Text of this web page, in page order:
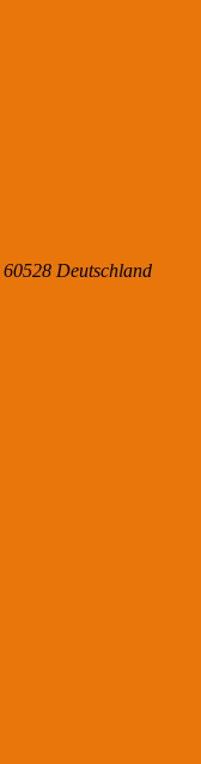
60528 Deutschland